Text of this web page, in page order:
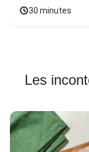
30 minutes
Les